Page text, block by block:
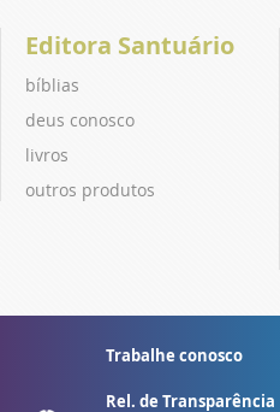
Editora Santuário
bíblias
deus conosco
livros
outros produtos
Trabalhe conosco
Rel. de Transparência